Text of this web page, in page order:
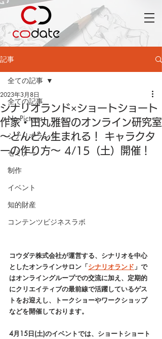
記事
全ての記事
No Pictures
シナリオランド
セミナー
制作
イベント
知的財産
コンテンツビジネスラボ
全ての記事
シナリオランド×ショートショート
作家・田丸雅智のオンライン研究室
～どんどん生まれる！ キャラクタ
ーの作り方～ 4/15（土）開催！
2023年3月8日
コウダテ株式会社が運営する、シナリオを中心
としたオンラインサロン「シナリオランド 」で
はオンライングループでの交流に加え、定期的
にクリエイティブの最前線で活躍しているゲス
トをお迎えし、トークショーやワークショップ
などを開催しております。
4月15日(土)のイベントでは、ショートショート